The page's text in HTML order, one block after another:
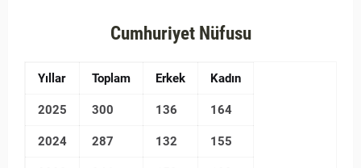
Cumhuriyet Nüfusu
Yıllar Toplam Erkek Kadın
2025 300 136 164
2024 287 132 155